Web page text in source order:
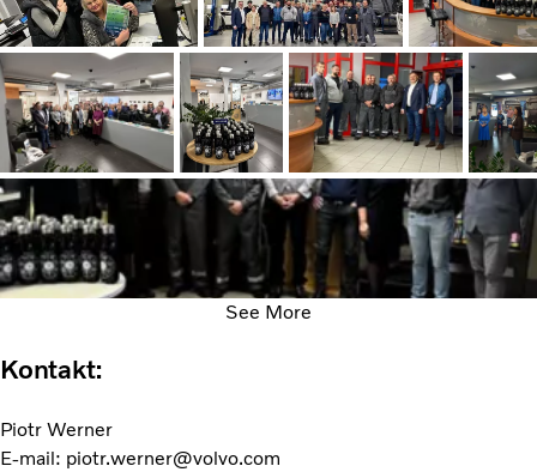
See More
Kontakt:
Piotr Werner
E-mail: piotr.werner@volvo.com